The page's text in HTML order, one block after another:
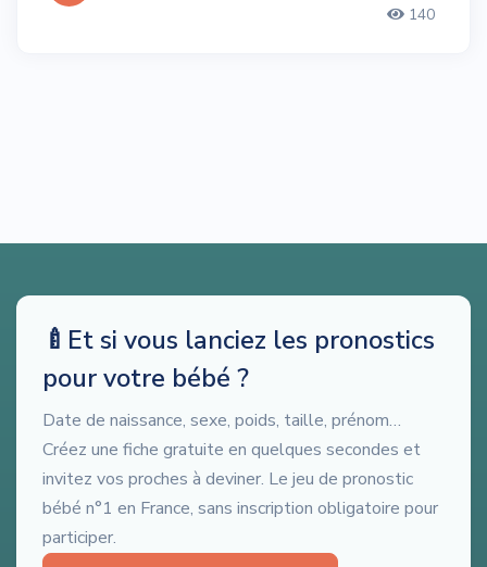
140
🍼 Et si vous lanciez les pronostics
pour votre bébé ?
Date de naissance, sexe, poids, taille, prénom…
Créez une fiche gratuite en quelques secondes et
invitez vos proches à deviner. Le jeu de pronostic
bébé n°1 en France, sans inscription obligatoire pour
participer.